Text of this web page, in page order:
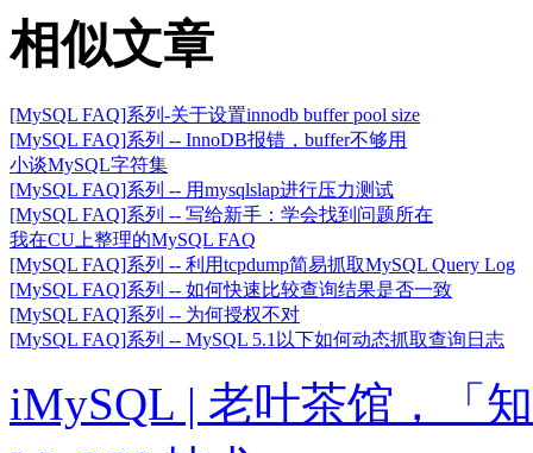
相似文章
[MySQL FAQ]系列-关于设置innodb buffer pool size
[MySQL FAQ]系列 -- InnoDB报错，buffer不够用
小谈MySQL字符集
[MySQL FAQ]系列 -- 用mysqlslap进行压力测试
[MySQL FAQ]系列 -- 写给新手：学会找到问题所在
我在CU上整理的MySQL FAQ
[MySQL FAQ]系列 -- 利用tcpdump简易抓取MySQL Query Log
[MySQL FAQ]系列 -- 如何快速比较查询结果是否一致
[MySQL FAQ]系列 -- 为何授权不对
[MySQL FAQ]系列 -- MySQL 5.1以下如何动态抓取查询日志
iMySQL | 老叶茶馆，「